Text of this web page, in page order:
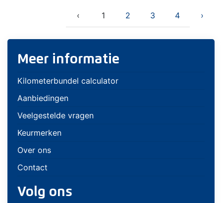
‹ 1 2 3 4 ›
Meer informatie
Kilometerbundel calculator
Aanbiedingen
Veelgestelde vragen
Keurmerken
Over ons
Contact
Volg ons